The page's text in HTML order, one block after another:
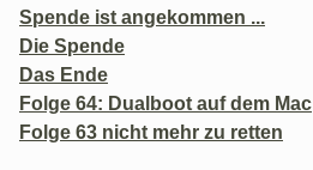
Spende ist angekommen ...
Die Spende
Das Ende
Folge 64: Dualboot auf dem Mac
Folge 63 nicht mehr zu retten